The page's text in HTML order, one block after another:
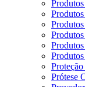
Prótese